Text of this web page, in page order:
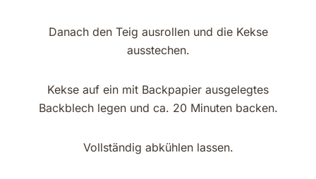
Danach den Teig ausrollen und die Kekse
ausstechen.
Kekse auf ein mit Backpapier ausgelegtes
Backblech legen und ca. 20 Minuten backen.
Vollständig abkühlen lassen.